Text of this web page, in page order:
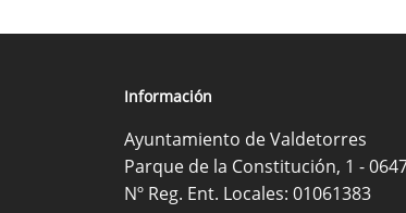
Información
Ayuntamiento de Valdetorres
Parque de la Constitución, 1 -
Nº Reg. Ent. Locales: 01061383